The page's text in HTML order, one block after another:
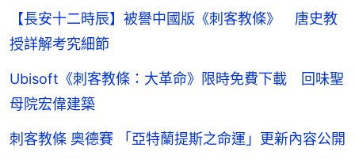
【長安十二時辰】被譽中國版《刺客教條》 唐史教
授詳解考究細節
Ubisoft《刺客教條：大革命》限時免費下載 回味聖
母院宏偉建築
刺客教條 奧德賽 「亞特蘭提斯之命運」更新內容公開